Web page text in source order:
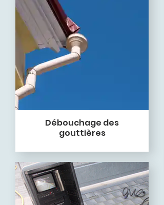
Débouchage des
gouttières